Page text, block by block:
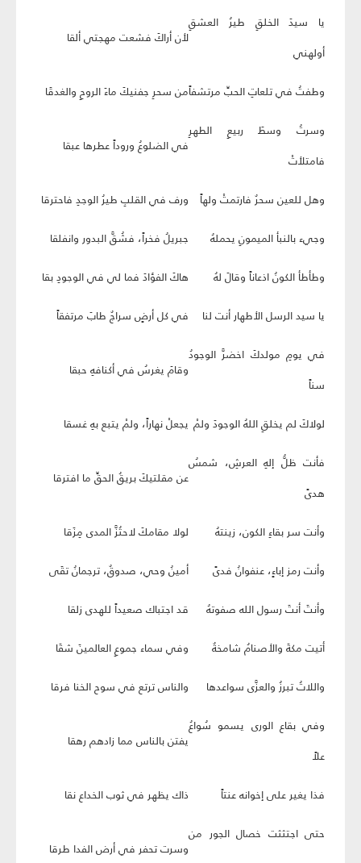
يا سيدَ الخلقِ طيرُ العشقِ
أولهني
لأن أراكَ فشعت مهجتي ألقا
وطفتُ في تلعاتِ الحبِّ مرتشفاًمن سحرِ جفنيكَ ماءَ الروحِ والغدقَا
وسرتُ وسطَ ربيعِ الطهرِ
فامتلأتْ
في الضلوعُ وروداً عطرها عبقا
وهل للعين سحرٌ فارتمتْ ولهاً ورف في القلبِ طيرُ الوجدِ فاحترقا
وجيء بالنبأ الميمونِ يحملهُ جبريلُ فخراً، فشُقَّ البدور وانفلقا
وطأطأ الكونُ اذعاناً وقالَ لهُ هاكَ الفؤادَ فما لي في الوجودِ بقا
يا سيد الرسل الأطهار أنت لنا في كل أرضٍ سراجٌ طابَ مرتفقاً
في يومِ مولدكَ اخضرَّ الوجودُ
سناً
وقامَ يغرسُ في أكنافهِ حبقا
لولاكَ لم يخلقِ اللهُ الوجودَ ولمْ يجعلْ نهاراً، ولمْ يتبع بهِ غسقا
فأنت ظلُّ إلهِ العرشِ، شمسُ
هدىً
عن مقلتيكَ بريقُ الحقِّ ما افترقا
وأنت سر بقاءِ الكون، زينتهُ لولا مقامكَ لاحتُزَّ المدى مِزَقا
وأنت رمز إباءٍ، عنفوانُ فدىً أمينُ وحي، صدوقٌ، ترجمانُ تقَى
وأنتَ أنتَ رسول الله صفوتهُ قد اجتباك صعيداً للهدى زلقا
أتيت مكةَ والأصنامُ شامخةٌ وفي سماء جموعِ العالمينَ شقَا
واللاتُ تبرزُ والعزَّى سواعدها والناس ترتع في سوح الخنا فرقا
وفي بقاع الورى يسمو سُواعُ
علاً
يفتن بالناس مما زادهم رهقا
فذا يغير على إخوانه عنتاً ذاك يظهر في ثوب الخداع نقا
حتى اجتثثت خصال الجور من
وسرت تحفر في أرض الفدا طرقا